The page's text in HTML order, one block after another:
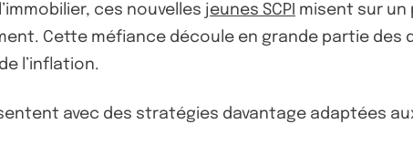
ces nouvelles jeunes SCPI misent sur
Cette méfiance découle en grande partie
l’inflation.
avec des stratégies davantage adaptées